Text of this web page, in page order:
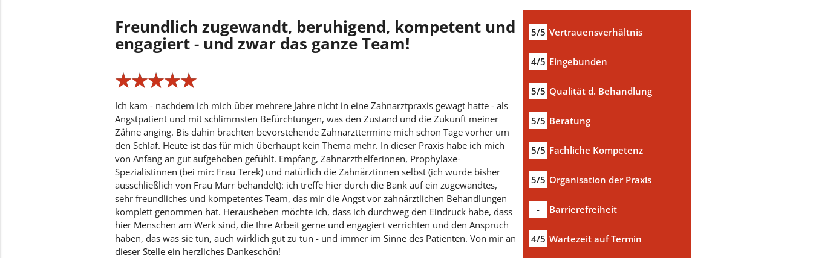
5/5 Vertrauensverhältnis
4/5 Eingebunden
5/5 Qualität d. Behandlung
5/5 Beratung
5/5 Fachliche Kompetenz
5/5 Organisation der Praxis
- Barrierefreiheit
4/5 Wartezeit auf Termin
Freundlich zugewandt, beruhigend, kompetent und
engagiert - und zwar das ganze Team!
★★★★★
★★★★★
Ich kam - nachdem ich mich über mehrere Jahre nicht in eine Zahnarztpraxis gewagt hatte - als
Angstpatient und mit schlimmsten Befürchtungen, was den Zustand und die Zukunft meiner
Zähne anging. Bis dahin brachten bevorstehende Zahnarzttermine mich schon Tage vorher um
den Schlaf. Heute ist das für mich überhaupt kein Thema mehr. In dieser Praxis habe ich mich
von Anfang an gut aufgehoben gefühlt. Empfang, Zahnarzthelferinnen, Prophylaxe-
Spezialistinnen (bei mir: Frau Terek) und natürlich die Zahnärztinnen selbst (ich wurde bisher
ausschließlich von Frau Marr behandelt): ich treffe hier durch die Bank auf ein zugewandtes,
sehr freundliches und kompetentes Team, das mir die Angst vor zahnärztlichen Behandlungen
komplett genommen hat. Herausheben möchte ich, dass ich durchweg den Eindruck habe, dass
hier Menschen am Werk sind, die Ihre Arbeit gerne und engagiert verrichten und den Anspruch
haben, das was sie tun, auch wirklich gut zu tun - und immer im Sinne des Patienten. Von mir an
dieser Stelle ein herzliches Dankeschön!